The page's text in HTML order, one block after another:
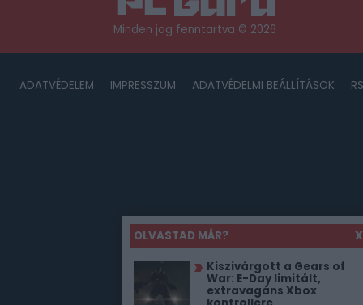
OLVASTAD MÁR?
X
Kiszivárgott a Gears of
War: E-Day limitált,
extravagáns Xbox
Minden jog fenntartva © 2026
ADATVÉDELEM IMPRESSZUM ADATVÉDELMI BEÁLLÍTÁSOK